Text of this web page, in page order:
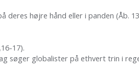
højre hånd eller i panden (Åb.
17).
søger globalister på ethvert trin i